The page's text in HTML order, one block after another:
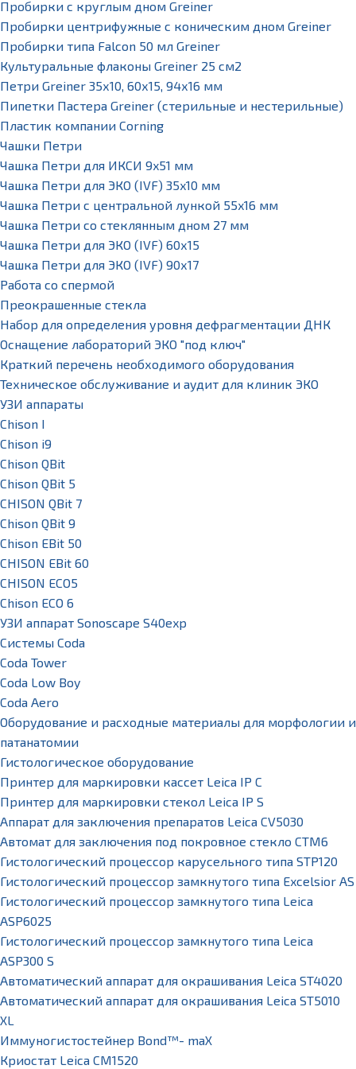
Пробирки с круглым дном Greiner
Пробирки центрифужные с коническим дном Greiner
Пробирки типа Falcon 50 мл Greiner
Культуральные флаконы Greiner 25 см2
Петри Greiner 35х10, 60х15, 94х16 мм
Пипетки Пастера Greiner (стерильные и нестерильные)
Пластик компании Corning
Чашки Петри
Чашка Петри для ИКСИ 9x51 мм
Чашка Петри для ЭКО (IVF) 35x10 мм
Чашка Петри с центральной лункой 55x16 мм
Чашка Петри со стеклянным дном 27 мм
Чашка Петри для ЭКО (IVF) 60х15
Чашка Петри для ЭКО (IVF) 90х17
Работа со спермой
Преокрашенные стекла
Набор для определения уровня дефрагментации ДНК
Оснащение лабораторий ЭКО "под ключ"
Краткий перечень необходимого оборудования
Техническое обслуживание и аудит для клиник ЭКО
УЗИ аппараты
Chison I
Chison i9
Chison QBit
Chison QBit 5
CHISON QBit 7
Chison QBit 9
Chison EBit 50
CHISON EBit 60
CHISON ECO5
Chison ECO 6
УЗИ аппарат Sonoscape S40exp
Системы Coda
Coda Tower
Coda Low Boy
Coda Aero
Оборудование и расходные материалы для морфологии и
патанатомии
Гистологическое оборудование
Принтер для маркировки кассет Leica IP C
Принтер для маркировки стекол Leica IP S
Аппарат для заключения препаратов Leica CV5030
Автомат для заключения под покровное стекло CTM6
Гистологический процессор карусельного типа STP120
Гистологический процессор замкнутого типа Excelsior AS
Гистологический процессор замкнутого типа Leica
ASP6025
Гистологический процессор замкнутого типа Leica
ASP300 S
Автоматический аппарат для окрашивания Leica ST4020
Автоматический аппарат для окрашивания Leica ST5010
XL
Иммуногистостейнер Bond™- maX
Криостат Leica CM1520